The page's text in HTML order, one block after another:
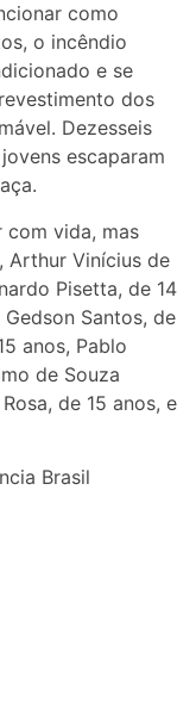
como
o incêndio
e se
dos
Dezesseis
escaparam
com vida, mas
Arthur Vinícius de
Pisetta, de 14
Santos, de
anos, Pablo
de Souza
de 15 anos, e
Brasil
Big Dog
Wicked